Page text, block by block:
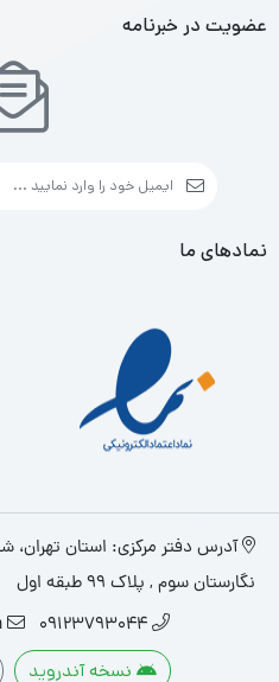
عضویت در خبرنامه
نمادهای ما
آدرس دفتر مرکزی: استان تهران،
نگارستان سوم , پلاک ۹۹ طبقه اول
09123793044
نسخه آندروید